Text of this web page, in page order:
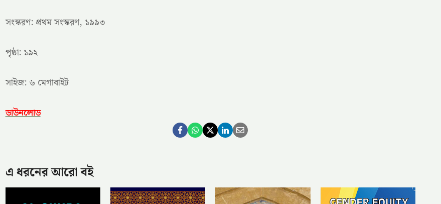
সংস্করণ: প্রথম সংস্করণ, ১৯৯৩
পৃষ্ঠা: ১৯২
সাইজ: ৬ মেগাবাইট
ডাউনলোড
এ ধরনের আরো বই